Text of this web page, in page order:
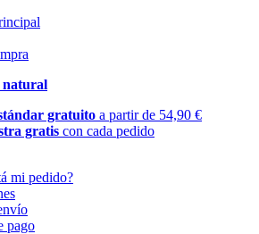
natural
gratuito a partir de 54,90 €
gratis con cada pedido
mi pedido?
pago